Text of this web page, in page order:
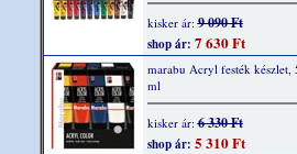
kisker ár:9 090 Ft
shop ár: 7 630 Ft
marabu Acryl festék készlet,
ml
kisker ár:6 330 Ft
shop ár: 5 310 Ft